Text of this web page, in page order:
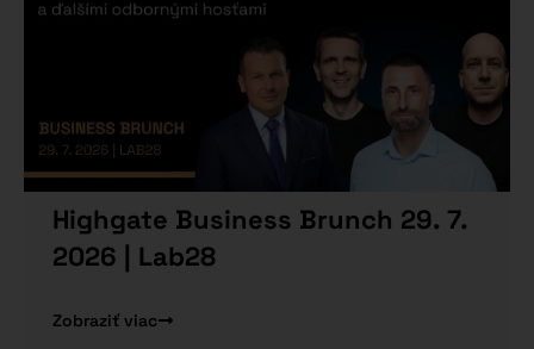
Highgate Business Brunch 29. 7.
2026 | Lab28
Zobraziť viac